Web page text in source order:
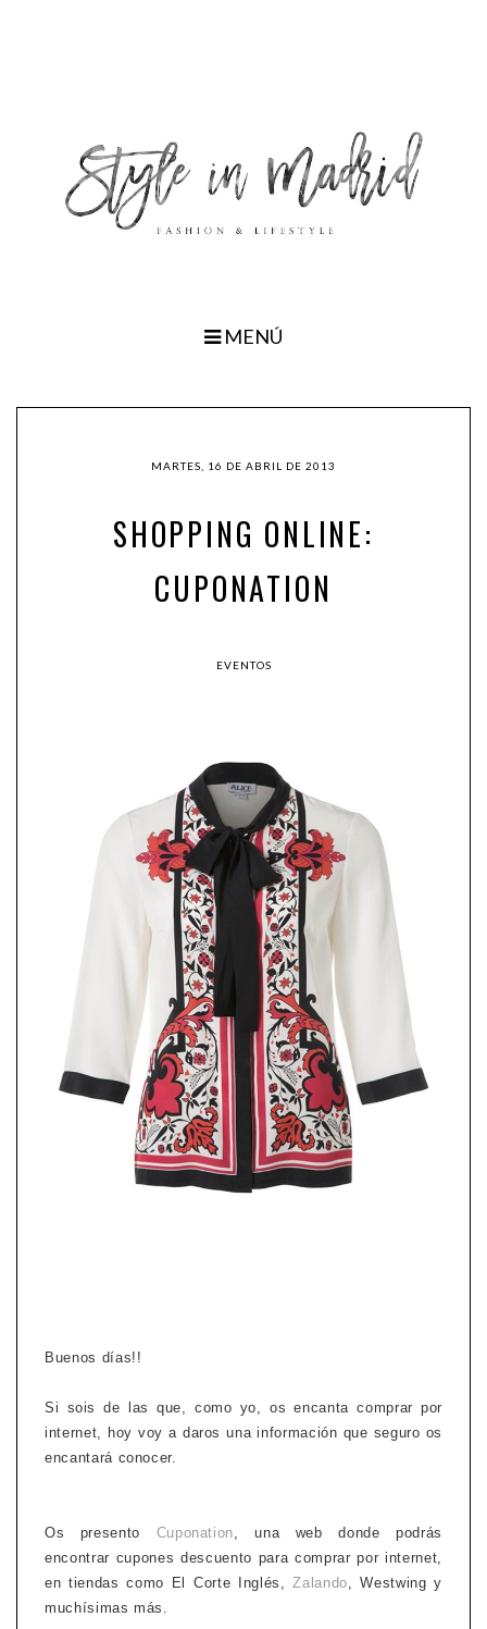
MENÚ
MARTES, 16 DE ABRIL DE 2013
SHOPPING ONLINE:
CUPONATION
EVENTOS
Buenos días!!
Si sois de las que, como yo, os encanta comprar por
internet, hoy voy a daros una información que seguro os
encantará conocer.
Os presento Cuponation, una web donde podrás
encontrar cupones descuento para comprar por internet,
en tiendas como El Corte Inglés,Zalando, Westwing y
muchísimas más.